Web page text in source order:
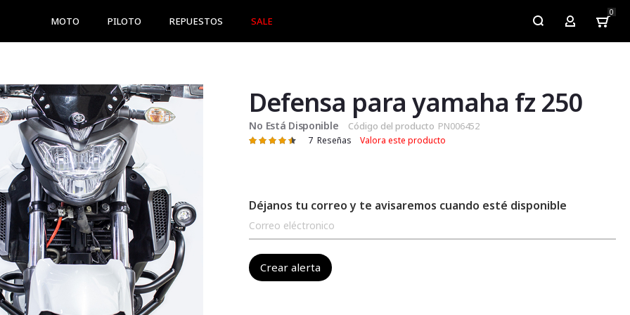
MOTO PILOTO REPUESTOS SALE My Account
0
Defensa para yamaha fz 250
No Está Disponible Código del producto PN006452
Valoración: 7 Reseñas Valora este producto
Déjanos tu correo y te avisaremos cuando esté disponible